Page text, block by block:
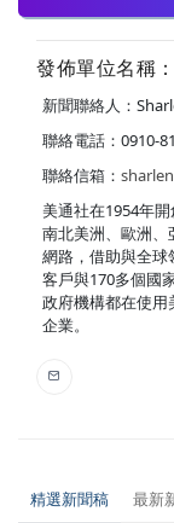
發佈單位名稱
新聞聯絡人：
聯絡電話：0910-
聯絡信箱：
美通社在1954年
南北美洲、歐洲、
網路，借助與全
客戶與170多個國
政府機構都在使用
企業。
精選新聞稿 最新